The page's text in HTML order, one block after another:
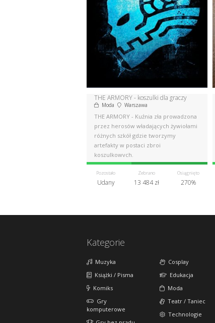
THE ARMORY - koszulki dla graczy
Moda Warszawa
THE ARMORY - Kuźnia zła prowadzona
przez herosów władających żywiołami
różnych szkół gdzie tworzymy
artefakty w postaci zbroi
koszulkowych.
Pozostało
Udany
Zebrano
13 484 zł
Osiągnięto
270%
Kategorie
Muzyka
Książki / Pisma
Komiks
Gry
komputerowe
Cosplay
Edukacja
Moda
Teatr / Taniec
Technologie